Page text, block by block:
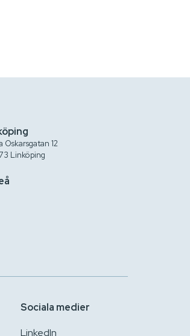
Oskarsgatan 12
Linköping
Sociala medier
LinkedIn